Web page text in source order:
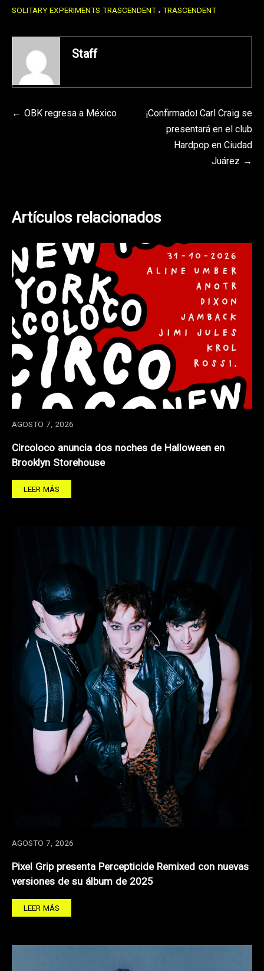
SOLITARY EXPERIMENTS TRASCENDENT TRASCENDENT
Staff
Navegación
OBK regresa a México
¡Confirmado! Carl Craig se
presentará en el club
Hardpop en Ciudad
Juárez
Artículos relacionados
AGOSTO 7, 2026
Circoloco anuncia dos noches de Halloween en
Brooklyn Storehouse
LEER MÁS
AGOSTO 7, 2026
Pixel Grip presenta Percepticide Remixed con nuevas
versiones de su álbum de 2025
LEER MÁS